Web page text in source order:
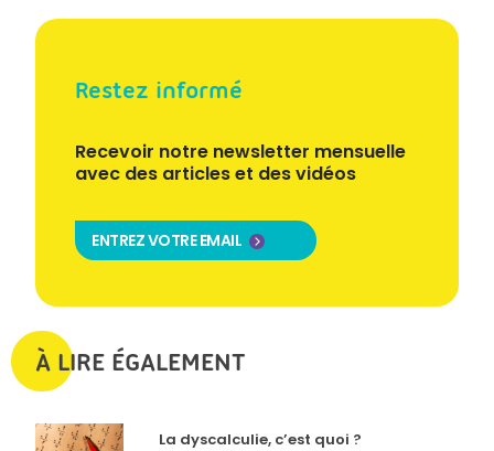
Restez informé
Recevoir notre newsletter mensuelle
avec des articles et des vidéos
ENTREZ VOTRE EMAIL
À LIRE ÉGALEMENT
La dyscalculie, c’est quoi ?